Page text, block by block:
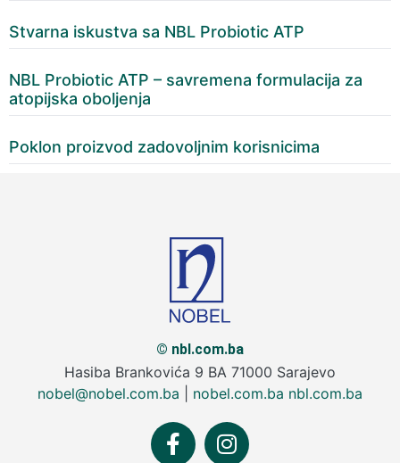
Stvarna iskustva sa NBL Probiotic ATP
NBL Probiotic ATP – savremena formulacija za
atopijska oboljenja
Poklon proizvod zadovoljnim korisnicima
© nbl.com.ba
Hasiba Brankovića 9 BA 71000 Sarajevo
nobel@nobel.com.ba
nobel.com.ba nbl.com.ba